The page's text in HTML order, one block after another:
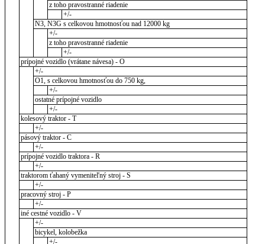
z toho pravostranné riadenie
+/-
N3, N3G s celkovou hmotnosťou nad 12000 kg
+/-
z toho pravostranné riadenie
+/-
prípojné vozidlo (vrátane návesa) - O
+/-
O1, s celkovou hmotnosťou do 750 kg,
+/-
ostatné prípojné vozidlo
+/-
kolesový traktor - T
+/-
pásový traktor - C
+/-
prípojné vozidlo traktora - R
+/-
traktorom ťahaný vymeniteľný stroj - S
+/-
pracovný stroj - P
+/-
iné cestné vozidlo - V
+/-
bicykel, kolobežka
+/-